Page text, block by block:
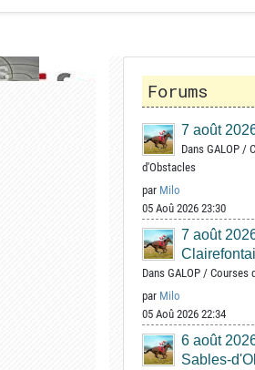
Forums
7 août
Dans GALOP /
d'Obstacles
par Milo
05 Aoû 2026 23:30
7 août
Dans GALOP / Courses
par Milo
05 Aoû 2026 22:34
6 août
Sables-